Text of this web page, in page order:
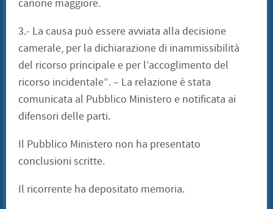
canone maggiore.
3.- La causa può essere avviata alla decisione
camerale, per la dichiarazione di inammissibilità
del ricorso principale e per l’accoglimento del
ricorso incidentale”. – La relazione è stata
comunicata al Pubblico Ministero e notificata ai
difensori delle parti.
Il Pubblico Ministero non ha presentato
conclusioni scritte.
Il ricorrente ha depositato memoria.